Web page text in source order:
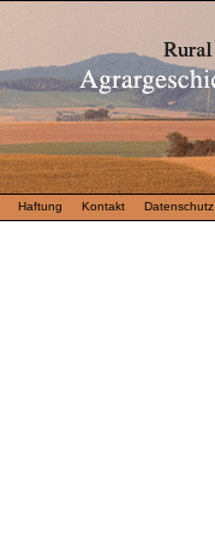
Haftung Kontakt Datenschutz